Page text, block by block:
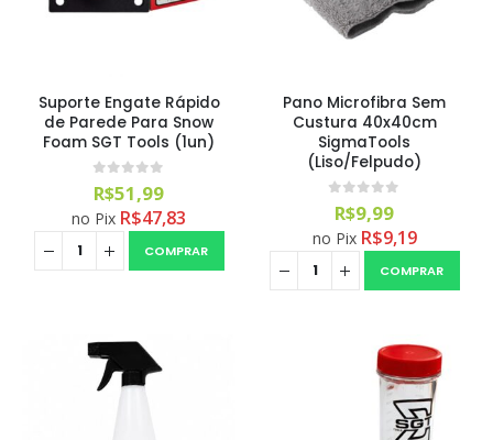
Suporte Engate Rápido
de Parede Para Snow
Foam SGT Tools (1un)
0 out of 5
R$51,99
no Pix R$47,83
COMPRAR
Pano Microfibra Sem
Custura 40x40cm
SigmaTools
(Liso/Felpudo)
0out of 5
R$9,99
no Pix R$9,19
COMPRAR